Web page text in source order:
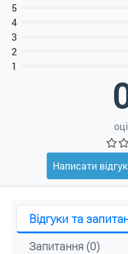
5
4
3
2
1
Написати відгук
Відгуки та
Запитання (0)